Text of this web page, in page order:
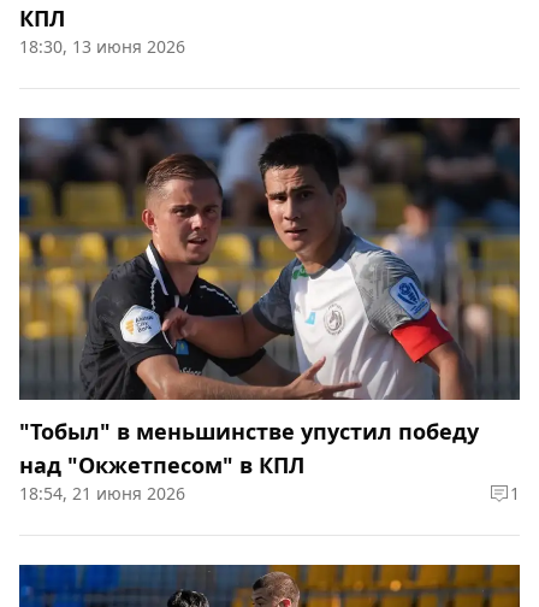
КПЛ
18:30, 13 июня 2026
"Тобыл" в меньшинстве упустил победу
над "Окжетпесом" в КПЛ
18:54, 21 июня 2026 1